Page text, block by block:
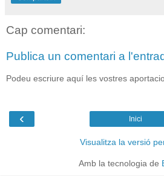
Cap comentari:
Publica un comentari a
Podeu escriure aquí les vostres
‹ Inici
Visualitza la versió
Amb la tecnologia de